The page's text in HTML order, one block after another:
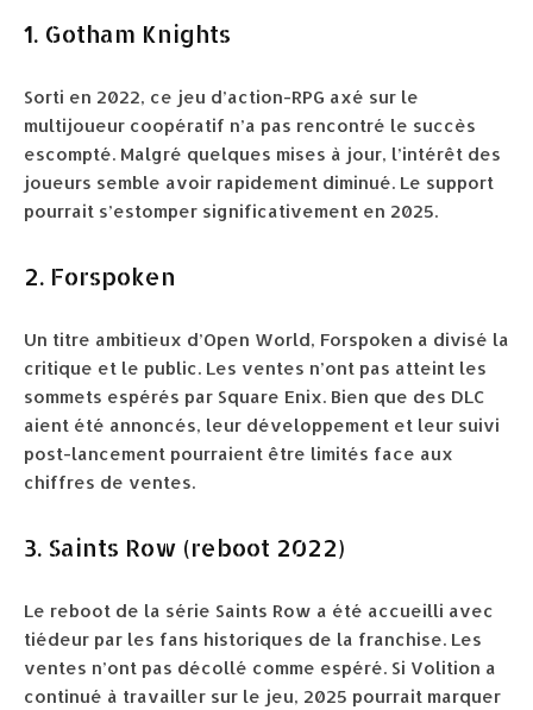
1. Gotham Knights
Sorti en 2022, ce jeu d’action-RPG axé sur le
multijoueur coopératif n’a pas rencontré le succès
escompté. Malgré quelques mises à jour, l’intérêt des
joueurs semble avoir rapidement diminué. Le support
pourrait s’estomper significativement en 2025.
2. Forspoken
Un titre ambitieux d’Open World, Forspoken a divisé la
critique et le public. Les ventes n’ont pas atteint les
sommets espérés par Square Enix. Bien que des DLC
aient été annoncés, leur développement et leur suivi
post-lancement pourraient être limités face aux
chiffres de ventes.
3. Saints Row (reboot 2022)
Le reboot de la série Saints Row a été accueilli avec
tiédeur par les fans historiques de la franchise. Les
ventes n’ont pas décollé comme espéré. Si Volition a
continué à travailler sur le jeu, 2025 pourrait marquer